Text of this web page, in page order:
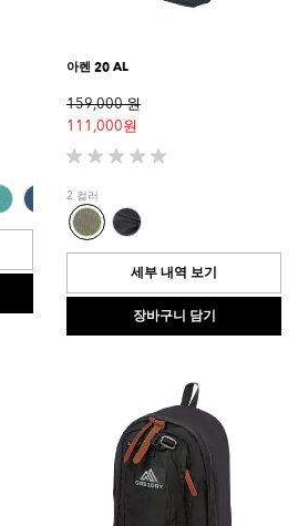
아렌 20 AL
159,000 원
111,000 원
별
5
개
중
0.0
입
다.
2 컬러
세부 내역 보기
장바구니 담기